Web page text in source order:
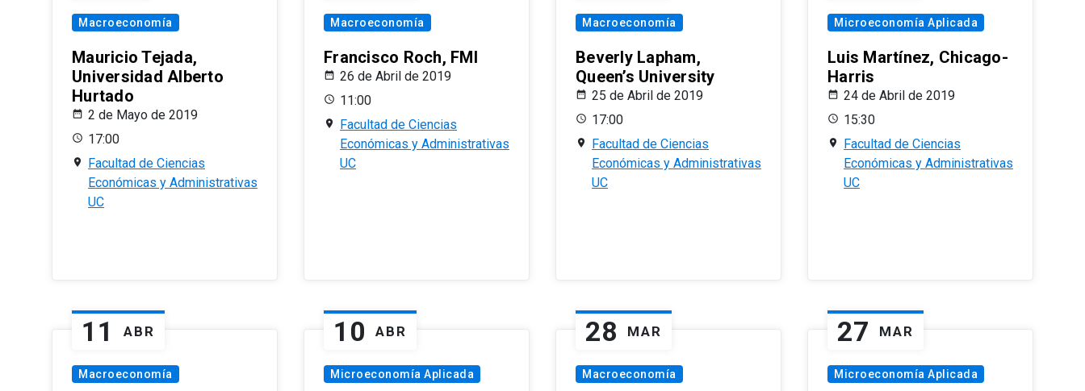
Macroeconomía
Mauricio Tejada,
Universidad Alberto
Hurtado
2 de Mayo de 2019
17:00
Facultad de Ciencias
Económicas y Administrativas
UC
Macroeconomía
Francisco Roch, FMI
26 de Abril de 2019
11:00
Facultad de Ciencias
Económicas y Administrativas
UC
Macroeconomía
Beverly Lapham,
Queen’s University
25 de Abril de 2019
17:00
Facultad de Ciencias
Económicas y Administrativas
UC
Microeconomía Aplicada
Luis Martínez, Chicago-
Harris
24 de Abril de 2019
15:30
Facultad de Ciencias
Económicas y Administrativas
UC
11 ABR
Macroeconomía
10 ABR
Microeconomía Aplicada
28 MAR
Macroeconomía
27 MAR
Microeconomía Aplicada